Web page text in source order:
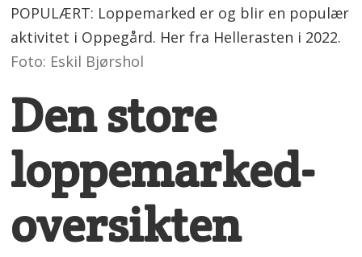
POPULÆRT: Loppemarked er og blir en populær
aktivitet i Oppegård. Her fra Hellerasten i 2022.
Foto: Eskil Bjørshol
Den store
loppemarked-
oversikten